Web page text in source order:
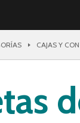
CAJAS Y